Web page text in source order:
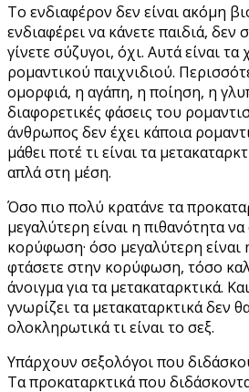
Το ενδιαφέρον δεν είναι ακόμη
ενδιαφέρει να κάνετε παιδιά, δεν
γίνετε σύζυγοι, όχι. Αυτά είναι τα
ρομαντικού παιχνιδιού.
ομορφιά, η αγάπη, η ποίηση, η
διαφορετικές φάσεις του
άνθρωπος δεν έχει κάποια
μάθει ποτέ τι είναι τα
απλά στη μέση.
Όσο πιο πολύ κρατάνε τα
μεγαλύτερη είναι η πιθανότητα
κορύφωση· όσο μεγαλύτερη είναι
φτάσετε στην κορύφωση, τόσο
άνοιγμα για τα μετακαταρκτικά.
γνωρίζει τα μετακαταρκτικά δεν
ολοκληρωτικά τι είναι το σεξ.
Υπάρχουν σεξολόγοι που
Τα προκαταρκτικά που